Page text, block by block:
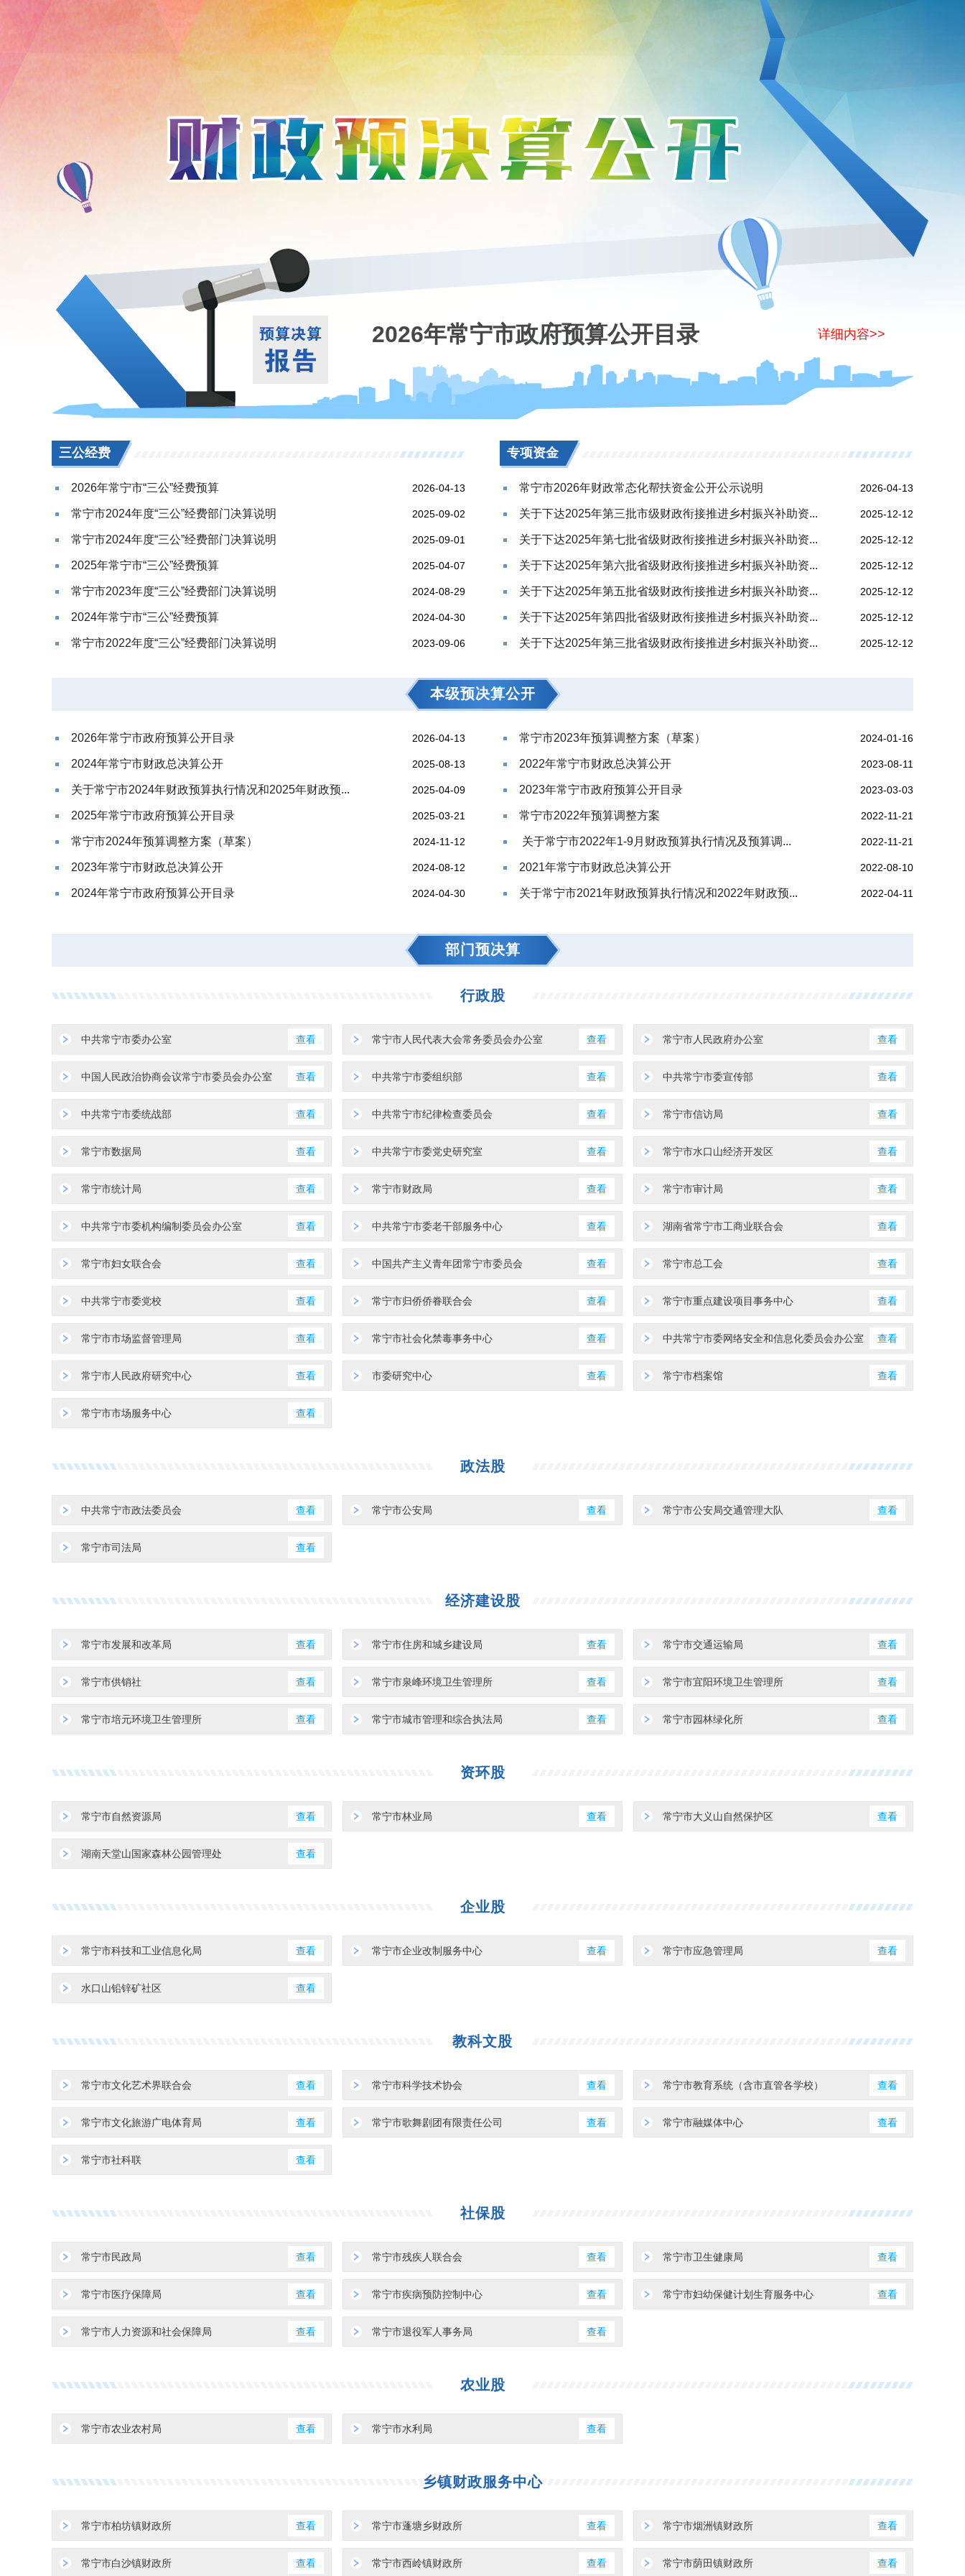
2026年常宁市政府预算公开目录 详细内容>>
三公经费
2026-04-13
2026年常宁市“三公”经费预算
2025-09-02
常宁市2024年度“三公”经费部门决算说明
2025-09-01
常宁市2024年度“三公”经费部门决算说明
2025-04-07
2025年常宁市“三公”经费预算
2024-08-29
常宁市2023年度“三公”经费部门决算说明
2024-04-30
2024年常宁市“三公”经费预算
2023-09-06
常宁市2022年度“三公”经费部门决算说明
专项资金
2026-04-13
常宁市2026年财政常态化帮扶资金公开公示说明
2025-12-12
关于下达2025年第三批市级财政衔接推进乡村振兴补助资...
2025-12-12
关于下达2025年第七批省级财政衔接推进乡村振兴补助资...
2025-12-12
关于下达2025年第六批省级财政衔接推进乡村振兴补助资...
2025-12-12
关于下达2025年第五批省级财政衔接推进乡村振兴补助资...
2025-12-12
关于下达2025年第四批省级财政衔接推进乡村振兴补助资...
2025-12-12
关于下达2025年第三批省级财政衔接推进乡村振兴补助资...
本级预决算公开
2026-04-13
2026年常宁市政府预算公开目录
2025-08-13
2024年常宁市财政总决算公开
2025-04-09
关于常宁市2024年财政预算执行情况和2025年财政预...
2025-03-21
2025年常宁市政府预算公开目录
2024-11-12
常宁市2024年预算调整方案（草案）
2024-08-12
2023年常宁市财政总决算公开
2024-04-30
2024年常宁市政府预算公开目录
2024-01-16
常宁市2023年预算调整方案（草案）
2023-08-11
2022年常宁市财政总决算公开
2023-03-03
2023年常宁市政府预算公开目录
2022-11-21
常宁市2022年预算调整方案​
2022-11-21
关于常宁市2022年1-9月财政预算执行情况及预算调...
2022-08-10
2021年常宁市财政总决算公开
2022-04-11
关于常宁市2021年财政预算执行情况和2022年财政预...
部门预决算
行政股
查看
中共常宁市委办公室 查看
常宁市人民代表大会常务委员会办公室 查看
常宁市人民政府办公室
查看
中国人民政治协商会议常宁市委员会办公室 查看
中共常宁市委组织部 查看
中共常宁市委宣传部
查看
中共常宁市委统战部 查看
中共常宁市纪律检查委员会 查看
常宁市信访局
查看
常宁市数据局 查看
中共常宁市委党史研究室 查看
常宁市水口山经济开发区
查看
常宁市统计局 查看
常宁市财政局 查看
常宁市审计局
查看
中共常宁市委机构编制委员会办公室 查看
中共常宁市委老干部服务中心 查看
湖南省常宁市工商业联合会
查看
常宁市妇女联合会 查看
中国共产主义青年团常宁市委员会 查看
常宁市总工会
查看
中共常宁市委党校 查看
常宁市归侨侨眷联合会 查看
常宁市重点建设项目事务中心
查看
常宁市市场监督管理局 查看
常宁市社会化禁毒事务中心 查看
中共常宁市委网络安全和信息化委员会办公室
查看
常宁市人民政府研究中心 查看
市委研究中心 查看
常宁市档案馆
查看
常宁市市场服务中心
政法股
查看
中共常宁市政法委员会 查看
常宁市公安局 查看
常宁市公安局交通管理大队
查看
常宁市司法局
经济建设股
查看
常宁市发展和改革局 查看
常宁市住房和城乡建设局 查看
常宁市交通运输局
查看
常宁市供销社 查看
常宁市泉峰环境卫生管理所 查看
常宁市宜阳环境卫生管理所
查看
常宁市培元环境卫生管理所 查看
常宁市城市管理和综合执法局 查看
常宁市园林绿化所
资环股
查看
常宁市自然资源局 查看
常宁市林业局 查看
常宁市大义山自然保护区
查看
湖南天堂山国家森林公园管理处
企业股
查看
常宁市科技和工业信息化局 查看
常宁市企业改制服务中心 查看
常宁市应急管理局
查看
水口山铅锌矿社区
教科文股
查看
常宁市文化艺术界联合会 查看
常宁市科学技术协会 查看
常宁市教育系统（含市直管各学校）
查看
常宁市文化旅游广电体育局 查看
常宁市歌舞剧团有限责任公司 查看
常宁市融媒体中心
查看
常宁市社科联
社保股
查看
常宁市民政局 查看
常宁市残疾人联合会 查看
常宁市卫生健康局
查看
常宁市医疗保障局 查看
常宁市疾病预防控制中心 查看
常宁市妇幼保健计划生育服务中心
查看
常宁市人力资源和社会保障局 查看
常宁市退役军人事务局
农业股
查看
常宁市农业农村局 查看
常宁市水利局
乡镇财政服务中心
查看
常宁市柏坊镇财政所 查看
常宁市蓬塘乡财政所 查看
常宁市烟洲镇财政所
查看
常宁市白沙镇财政所 查看
常宁市西岭镇财政所 查看
常宁市荫田镇财政所